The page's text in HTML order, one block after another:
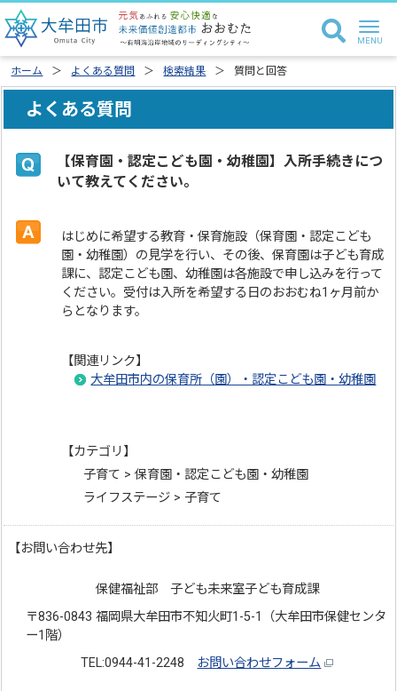
ホーム よくある質問 検索結果 質問と回答
よくある質問
【保育園・認定こども園・幼稚園】入所手続きにつ
いて教えてください。
はじめに希望する教育・保育施設（保育園・認定こども
園・幼稚園）の見学を行い、その後、保育園は子ども育成
課に、認定こども園、幼稚園は各施設で申し込みを行って
ください。受付は入所を希望する日のおおむね1ヶ月前か
らとなります。
【関連リンク】
大牟田市内の保育所（園）・認定こども園・幼稚園
【カテゴリ】
子育て > 保育園・認定こども園・幼稚園
ライフステージ > 子育て
【お問い合わせ先】
保健福祉部 子ども未来室子ども育成課
〒836-0843 福岡県大牟田市不知火町1-5-1（大牟田市保健センタ
ー1階）
TEL:0944-41-2248
お問い合わせフォーム